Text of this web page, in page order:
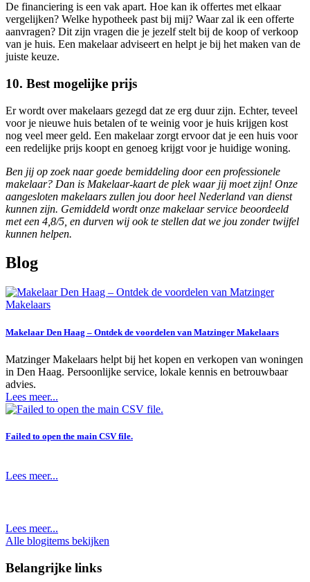
De financiering is een vak apart. Hoe kan ik offertes met elkaar
vergelijken? Welke hypotheek past bij mij? Waar zal ik een offerte
aanvragen? Dit zijn vragen die je jezelf stelt bij de koop of verkoop
van je huis. Een makelaar adviseert en helpt je bij het maken van de
juiste keuze.
10. Best mogelijke prijs
Er wordt over makelaars gezegd dat ze erg duur zijn. Echter, teveel
voor je nieuwe huis betalen of te weinig voor je huis krijgen kost
nog veel meer geld. Een makelaar zorgt ervoor dat je een huis voor
een redelijke prijs koopt en genoeg krijgt voor je huidige woning.
Ben jij op zoek naar goede bemiddeling door een professionele
makelaar? Dan is Makelaar-kaart de plek waar jij moet zijn! Onze
aangesloten makelaars zullen jou door heel Nederland van dienst
kunnen zijn. Gemiddeld wordt onze makelaar service beoordeeld
met een 4,8/5, en durven wij ook te stellen dat we jou zonder twijfel
kunnen helpen.
Blog
Makelaar Den Haag – Ontdek de voordelen van Matzinger Makelaars
Matzinger Makelaars helpt bij het kopen en verkopen van woningen
in Den Haag. Persoonlijke service, lokale kennis en betrouwbaar
advies.
Lees meer...
Failed to open the main CSV file.
Lees meer...
Lees meer...
Alle blogitems bekijken
Belangrijke links